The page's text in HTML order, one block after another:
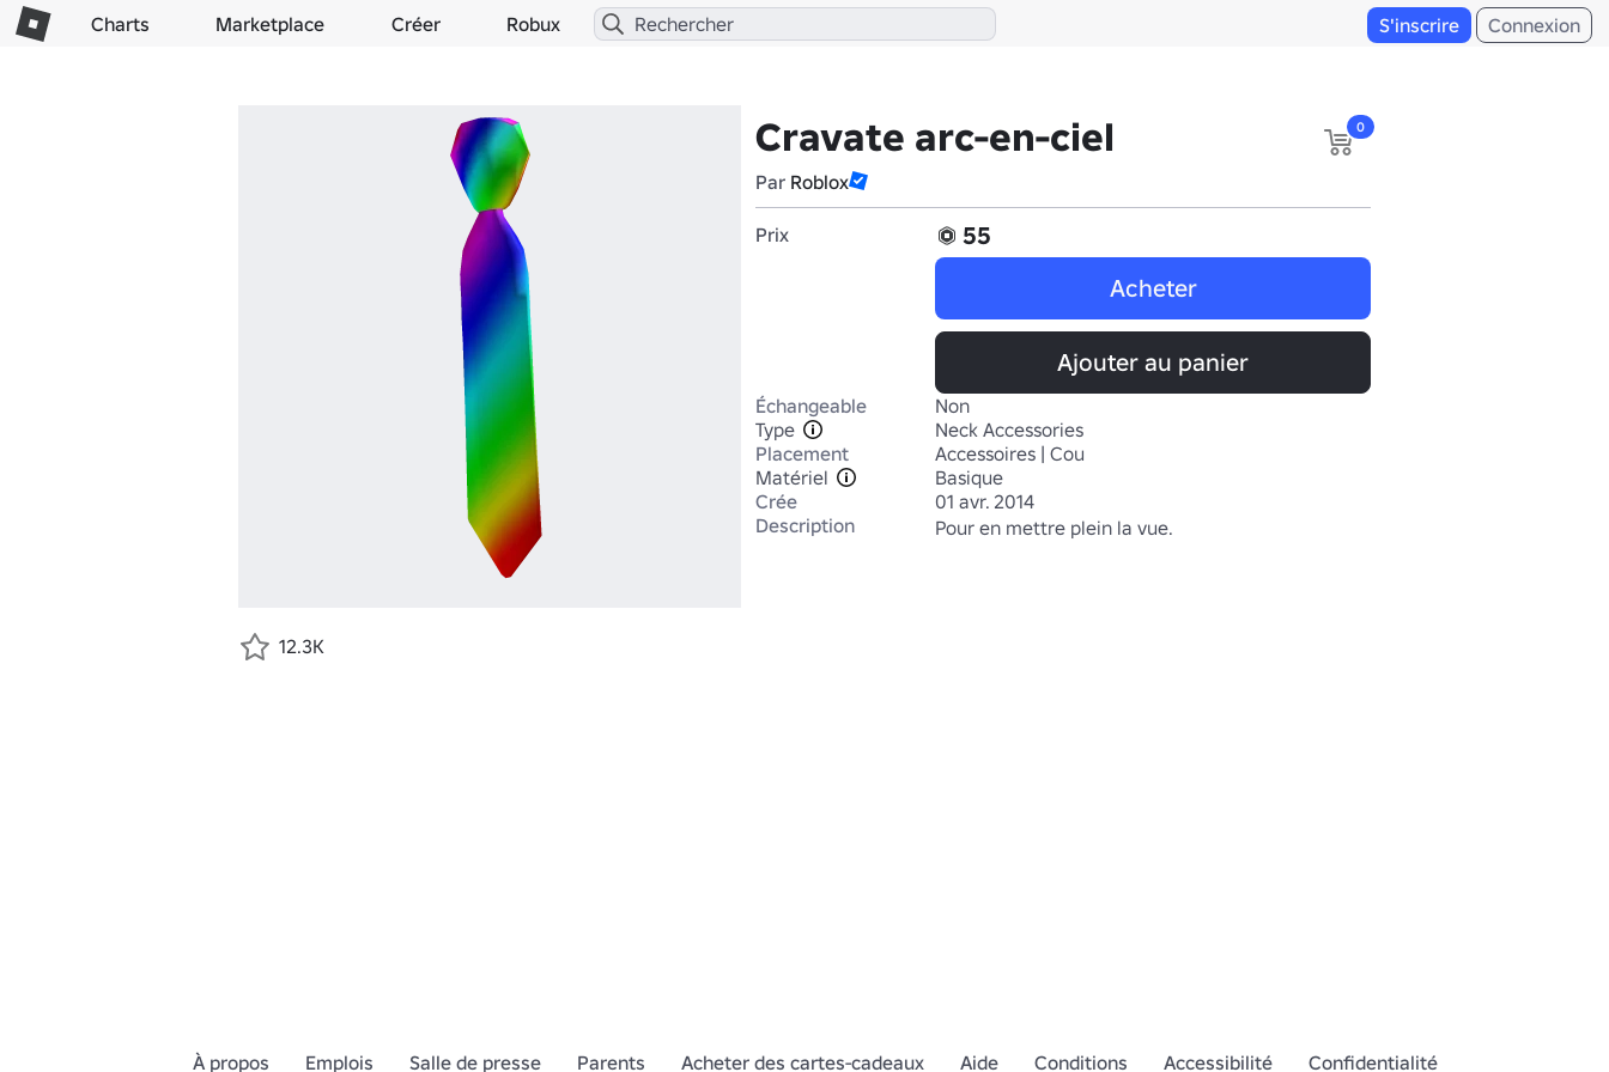
Charts Marketplace Créer Robux S'inscrire Connexion
Cravate arc-en-ciel
Par Roblox
0
Prix
55
Acheter
Ajouter au panier
Échangeable
Non
Type
Neck Accessories
Placement
Accessoires | Cou
Matériel
Basique
Crée
01 avr. 2014
Description
Pour en mettre plein la vue.
12.3K
À propos Emplois Salle de presse Parents Acheter des cartes-cadeaux Aide Conditions Accessibilité Confidentialité